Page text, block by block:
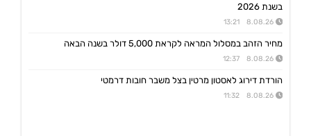
בשנת 2026
8.08.26 13:21
מחיר הזהב במסלול המראה לקראת 5,000 דולר בשנה הבאה
8.08.26 12:37
הורדת דירוג לאסטון מרטין בצל משבר חובות דרמטי
8.08.26 11:32